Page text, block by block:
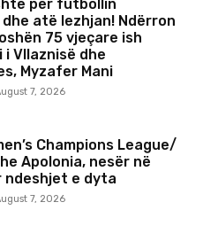
për futbollin
atë lezhjan! Ndërron
75 vjeçare ish
Vllaznisë dhe
Myzafer Mani
7, 2026
Champions League/
Apolonia, nesër në
ndeshjet e dyta
7, 2026